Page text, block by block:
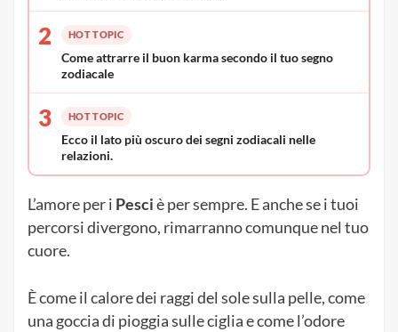
2 HOT TOPIC
Come attrarre il buon karma secondo il tuo segno
zodiacale
3 HOT TOPIC
Ecco il lato più oscuro dei segni zodiacali nelle
relazioni.
L’amore per i Pesciè per sempre. E anche se i tuoi
percorsi divergono, rimarranno comunque nel tuo
cuore.
È come il calore dei raggi del sole sulla pelle, come
una goccia di pioggia sulle ciglia e come l’odore